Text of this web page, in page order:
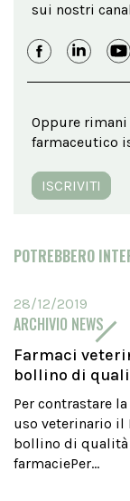
sui nostri
Oppure
farmaceutico
ISCRIVITI
POTREBBERO
28/12/2019
ARCHIVIO NEWS
Farmaci
bollino di
Per contrastare
uso veterinario il
bollino di qualità
farmaciePer...